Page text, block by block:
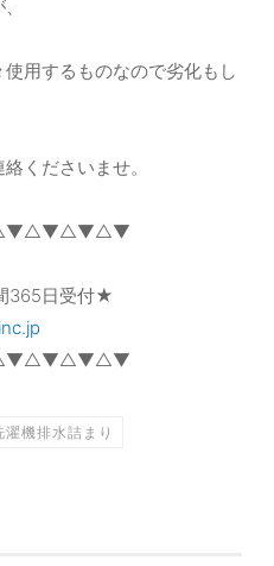
用するものなので劣化もし
くださいませ。
365日受付★
濯機排水詰まり